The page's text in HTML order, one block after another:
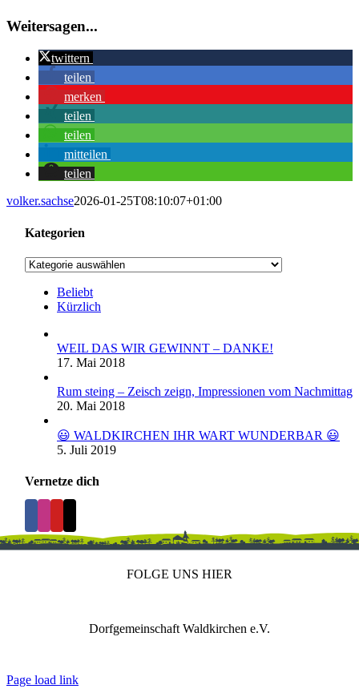
Weitersagen...
twittern
teilen
merken
teilen
teilen
mitteilen
teilen
volker.sachse2026-01-25T08:10:07+01:00
Kategorien
Kategorien
Beliebt
Kürzlich
WEIL DAS WIR GEWINNT – DANKE!
17. Mai 2018
Rum steing – Zeisch zeign, Impressionen vom Nachmittag
20. Mai 2018
😃 WALDKIRCHEN IHR WART WUNDERBAR 😃
5. Juli 2019
Vernetze dich
FOLGE UNS HIER
Dorfgemeinschaft Waldkirchen e.V.
Page load link